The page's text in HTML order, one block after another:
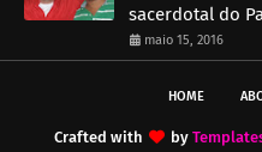
sacerdotal do
maio 15, 2016
HOME
Crafted with by